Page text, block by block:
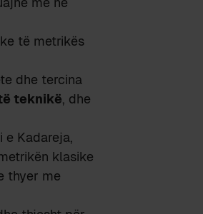
të metrikës
dhe tercina
teknikë, dhe
e Kadareja,
klasike
thyer me